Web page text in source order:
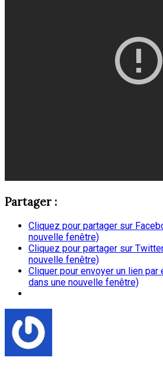
Partager :
Cliquez pour partager sur
nouvelle fenêtre)
Cliquez pour partager sur
nouvelle fenêtre)
Cliquer pour envoyer un lien par
dans une nouvelle fenêtre)